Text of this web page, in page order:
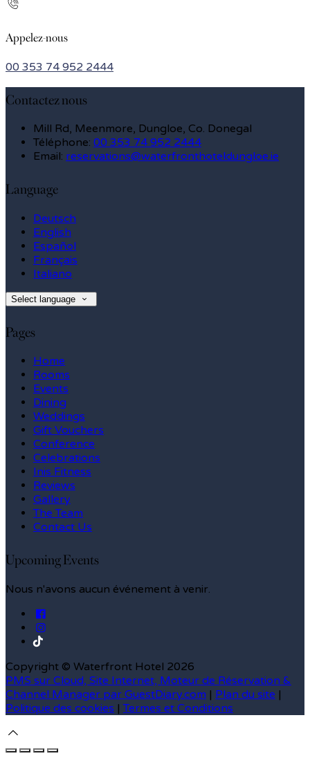
Appelez-nous
00 353 74 952 2444
Contactez nous
Mill Rd, Meenmore, Dungloe, Co. Donegal
Téléphone: 00 353 74 952 2444
Email: reservations@waterfronthoteldungloe.ie
Language
Deutsch
English
Español
Français
Italiano
Select language
Pages
Home
Rooms
Events
Dining
Weddings
Gift Vouchers
Conference
Celebrations
Inis Fitness
Reviews
Gallery
The Team
Contact Us
Upcoming Events
Nous n'avons aucun événement à venir.
Copyright © Waterfront Hotel 2026
PMS sur Cloud, Site Internet, Moteur de Réservation &
Channel Manager par GuestDiary.com | Plan du site |
Politique des cookies | Termes et Conditions